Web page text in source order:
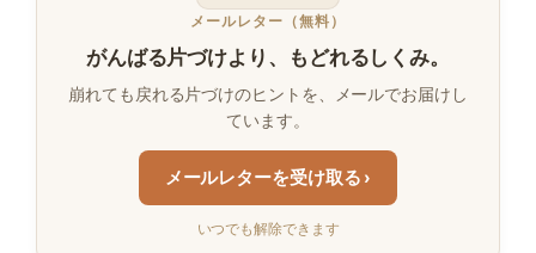
メールレター（無料）
がんばる片づけより、もどれるしくみ。
崩れても戻れる片づけのヒントを、メールでお届けし
ています。
メールレターを受け取る ›
いつでも解除できます